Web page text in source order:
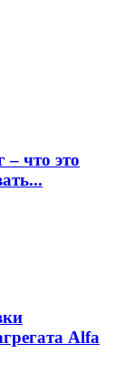
что это
Alfa